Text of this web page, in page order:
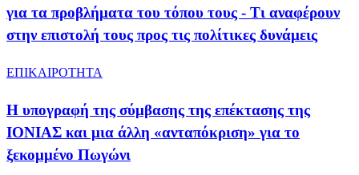
για τα προβλήματα του τόπου τους - Τι αναφέρουν
στην επιστολή τους προς τις πολίτικες δυνάμεις
ΕΠΙΚΑΙΡΟΤΗΤΑ
Η υπογραφή της σύμβασης της επέκτασης της
ΙΟΝΙΑΣ και μια άλλη «ανταπόκριση» για το
ξεκομμένο Πωγώνι